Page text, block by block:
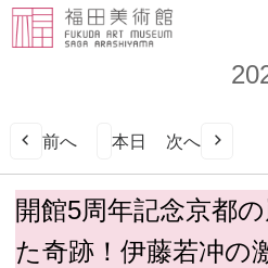
前へ 本日 次へ
開
館
5
開館5周年記念京都
た奇跡！伊藤若冲の